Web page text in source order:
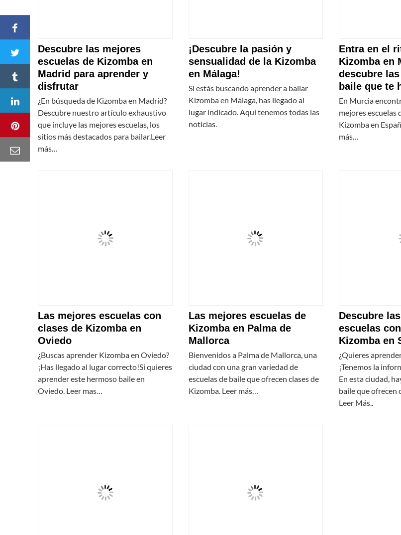
Descubre las mejores
escuelas de Kizomba en
Madrid para aprender y
disfrutar
¿En búsqueda de Kizomba en Madrid?
Descubre nuestro artículo exhaustivo
que incluye las mejores escuelas, los
sitios más destacados para bailar.Leer
más…
¡Descubre la pasión y
sensualidad de la Kizomba
en Málaga!
Si estás buscando aprender a bailar
Kizomba en Málaga, has llegado al
lugar indicado. Aquí tenemos todas las
noticias.
Entra en el
Kizomba en
descubre
baile que te
En Murcia
mejores escuelas
Kizomba en
más…
Las mejores escuelas con
clases de Kizomba en
Oviedo
¿Buscas aprender Kizomba en Oviedo?
¡Has llegado al lugar correcto!Si quieres
aprender este hermoso baile en
Oviedo. Leer mas…
Las mejores escuelas de
Kizomba en Palma de
Mallorca
Bienvenidos a Palma de Mallorca, una
ciudad con una gran variedad de
escuelas de baile que ofrecen clases de
Kizomba. Leer más…
Descubre
escuelas
Kizomba en
¿Quieres
¡Tenemos la
En esta ciudad,
baile que ofrecen
Leer Más..